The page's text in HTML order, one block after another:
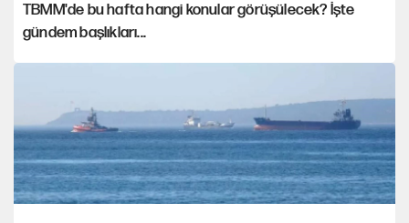
TBMM'de bu hafta hangi konular görüşülecek? İşte
gündem başlıkları...